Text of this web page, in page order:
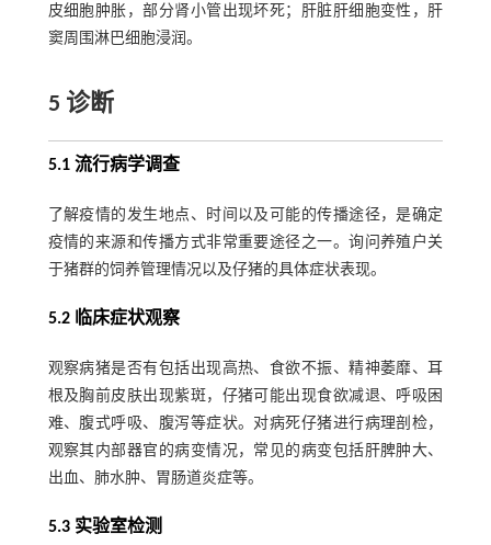
皮细胞肿胀，部分肾小管出现坏死；肝脏肝细胞变性，肝
窦周围淋巴细胞浸润。
5 诊断
5.1 流行病学调查
了解疫情的发生地点、时间以及可能的传播途径，是确定
疫情的来源和传播方式非常重要途径之一。询问养殖户关
于猪群的饲养管理情况以及仔猪的具体症状表现。
5.2 临床症状观察
观察病猪是否有包括出现高热、食欲不振、精神萎靡、耳
根及胸前皮肤出现紫斑，仔猪可能出现食欲减退、呼吸困
难、腹式呼吸、腹泻等症状。对病死仔猪进行病理剖检，
观察其内部器官的病变情况，常见的病变包括肝脾肿大、
出血、肺水肿、胃肠道炎症等。
5.3 实验室检测